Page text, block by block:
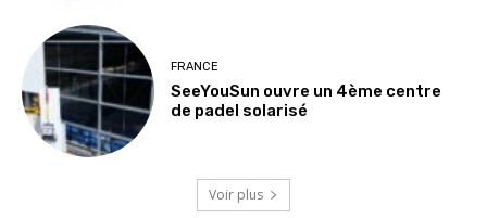
FRANCE
SeeYouSun ouvre un 4ème centre
de padel solarisé
Voir plus